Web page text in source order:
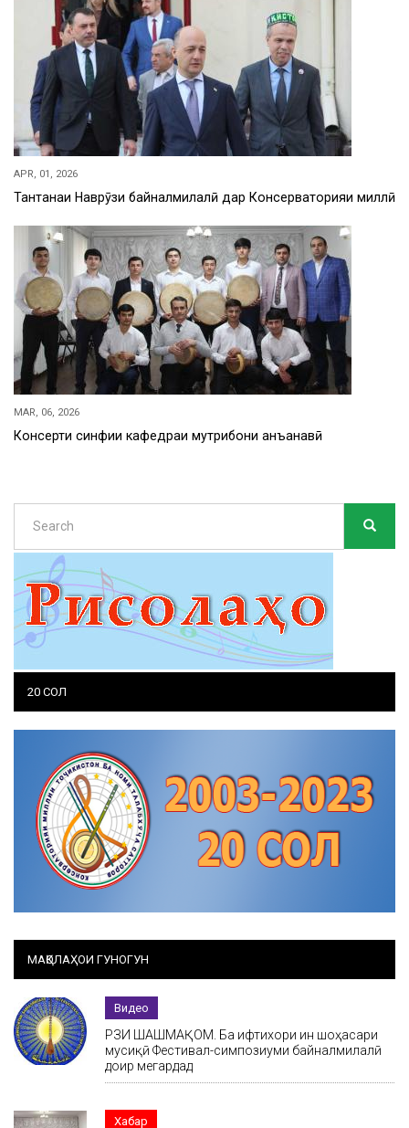
APR, 01, 2026
Тантанаи Наврӯзи байналмилалӣ дар Консерваторияи миллӣ
MAR, 06, 2026
Консерти синфии кафедраи мутрибони анъанавӣ
Search
20 СОЛ
МАҚОЛАҲОИ ГУНОГУН
Видео
РӮЗИ ШАШМАҚОМ. Ба ифтихори ин шоҳасари
мусиқӣ Фестивал-симпозиуми байналмилалӣ
доир мегардад
Хабар